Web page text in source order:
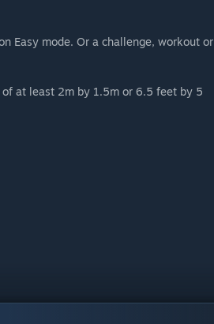
Easy mode. Or a challenge, workout or
at least 2m by 1.5m or 6.5 feet by 5